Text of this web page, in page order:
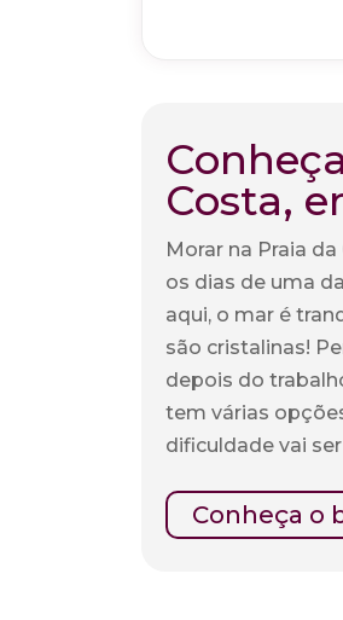
Costa,
Morar na Praia
os dias de uma
aqui, o mar é
são cristalinas!
depois do
tem várias
dificuldade vai
Conheça o